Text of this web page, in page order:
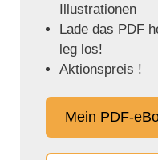
Illustrationen
Lade das PDF
leg los!
Aktionspreis !
Mein PDF-